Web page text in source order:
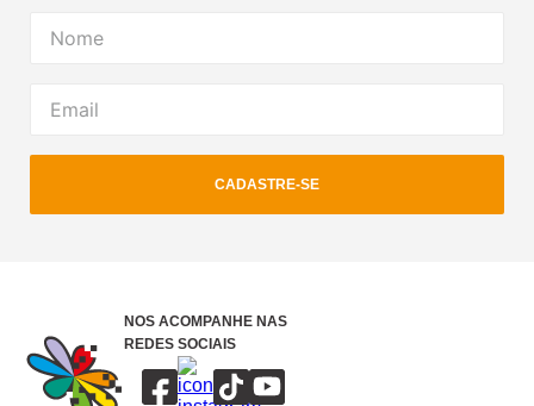
CADASTRE-SE
NOS ACOMPANHE NAS
REDES SOCIAIS